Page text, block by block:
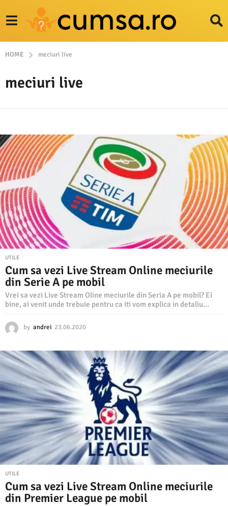
HOME meciuri live
meciuri live
UTILE
Cum sa vezi Live Stream Online meciurile
din Serie A pe mobil
Vrei sa vezi Live Stream Oline meciurile din Seria A pe mobil? Ei
bine, ai venit unde trebuie pentru ca iti vom explica in detaliu...
by andrei 23.06.2020
0
6
.
2
UTILE
Cum sa vezi Live Stream Online meciurile
din Premier League pe mobil